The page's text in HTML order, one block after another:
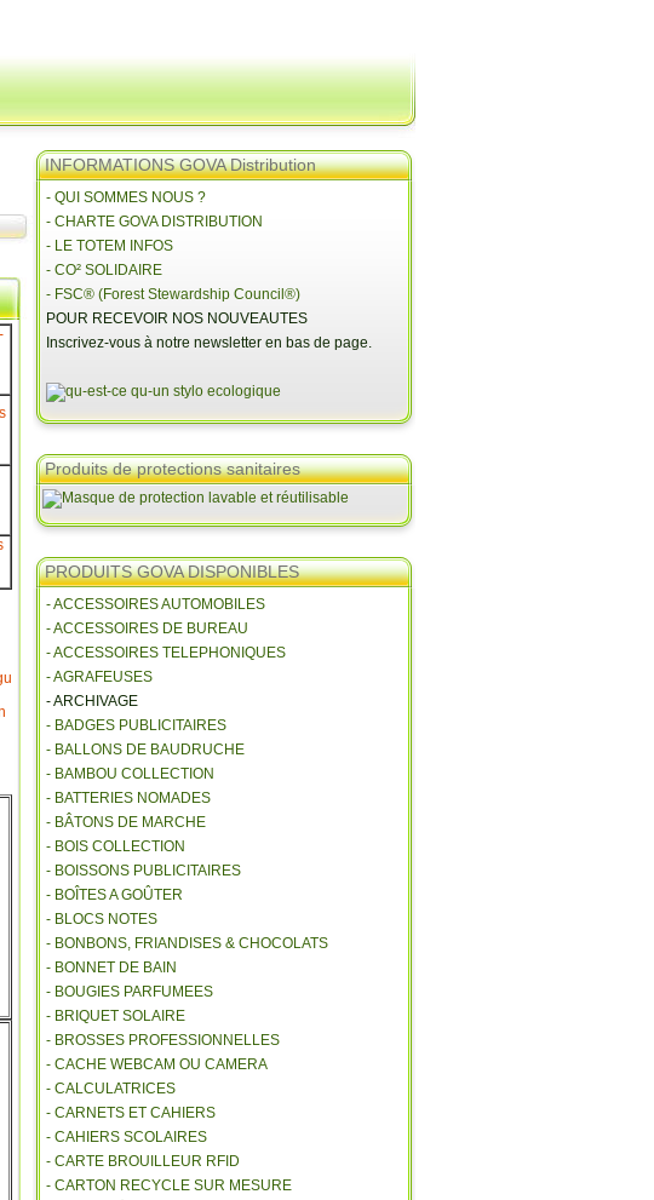
INFORMATIONS GOVA Distribution
- QUI SOMMES NOUS ?
- CHARTE GOVA DISTRIBUTION
- LE TOTEM INFOS
- CO² SOLIDAIRE
- FSC® (Forest Stewardship Council®)
POUR RECEVOIR NOS NOUVEAUTES
Inscrivez-vous à notre newsletter en bas de page.
Produits de protections sanitaires
PRODUITS GOVA DISPONIBLES
- ACCESSOIRES AUTOMOBILES
- ACCESSOIRES DE BUREAU
- ACCESSOIRES TELEPHONIQUES
- AGRAFEUSES
- ARCHIVAGE
- BADGES PUBLICITAIRES
- BALLONS DE BAUDRUCHE
- BAMBOU COLLECTION
- BATTERIES NOMADES
- BÂTONS DE MARCHE
- BOIS COLLECTION
- BOISSONS PUBLICITAIRES
- BOÎTES A GOÛTER
- BLOCS NOTES
- BONBONS, FRIANDISES & CHOCOLATS
- BONNET DE BAIN
- BOUGIES PARFUMEES
- BRIQUET SOLAIRE
- BROSSES PROFESSIONNELLES
- CACHE WEBCAM OU CAMERA
- CALCULATRICES
- CARNETS ET CAHIERS
- CAHIERS SCOLAIRES
- CARTE BROUILLEUR RFID
- CARTON RECYCLE SUR MESURE